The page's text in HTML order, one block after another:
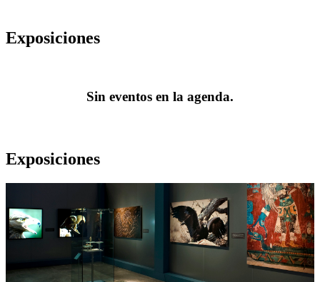
Exposiciones
Sin eventos en la agenda.
Exposiciones